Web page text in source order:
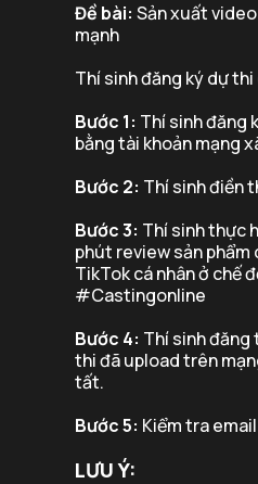
Đề bài: Sản xuất
mạnh
Thí sinh đăng ký dự
Bước 1: Thí sinh đăng
bằng tài khoản mạng
Bước 2: Thí sinh điền
Bước 3: Thí sinh thực
phút review sản phẩm
TikTok cá nhân ở chế
#Castingonline
Bước 4: Thí sinh đăng
thi đã upload trên
tất.
Bước 5: Kiểm tra
LƯU Ý: